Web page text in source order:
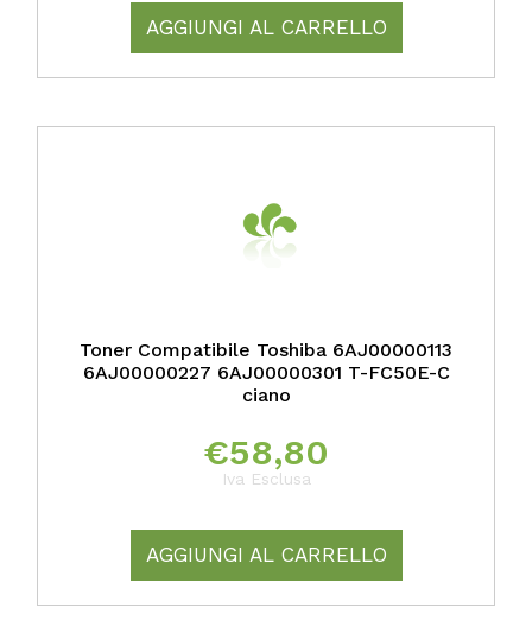
AGGIUNGI AL CARRELLO
Toner Compatibile Toshiba 6AJ00000113
6AJ00000227 6AJ00000301 T-FC50E-C
ciano
€58,80
Iva Esclusa
AGGIUNGI AL CARRELLO